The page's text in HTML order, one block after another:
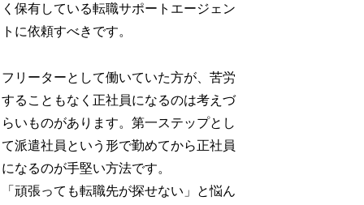
く保有している転職サポートエージェン
トに依頼すべきです。
フリーターとして働いていた方が、苦労
することもなく正社員になるのは考えづ
らいものがあります。第一ステップとし
て派遣社員という形で勤めてから正社員
になるのが手堅い方法です。
「頑張っても転職先が探せない」と悩ん